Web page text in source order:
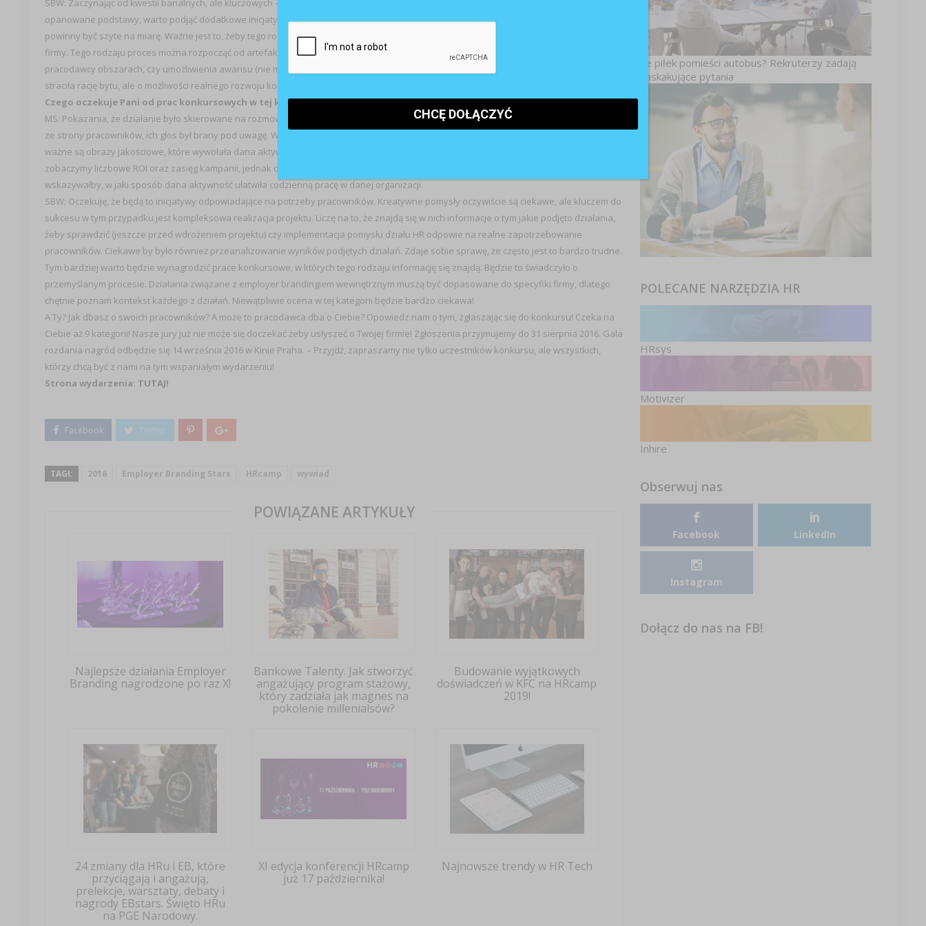
SBW: Zaczynając od kwestii banalnych, ale kluczowych – okazywanie szacunku i zaufania. Zawsze się sprawdza. Jak już mamy
opanowane podstawy, warto podjąć dodatkowe inicjatywy. Jakie konkretnie? Trudno powiedzieć, bo wszelkie tego rodzaju działania
powinny być szyte na miarę. Ważne jest to, żeby tego rodzaju komunikat był wysyłany i wzmacniany przy każdej okazji. To tworzy klimat
firmy. Tego rodzaju proces można rozpocząć od artefaktów, benefitów, wsparcia pracowników w dodatkowych, niewymaganych od
pracodawcy obszarach, czy umożliwienia awansu (nie mówię tu o hierarchii stanowisk, która w dzisiejszym świecie w przypadku wielu firm
straciła rację bytu, ale o możliwości realnego rozwoju kompetencji).
Czego oczekuje Pani od prac konkursowych w tej kategorii?
MS: Pokazania, że działanie było skierowane na rozmowę z pracownikami, wsłuchiwanie się w ich oczekiwania, a w przypadku aktywności
ze strony pracowników, ich głos był brany pod uwagę. Warto pokazać mierzalne rezultaty i potraktować sukces ilościowo, ale równie
ważne są obrazy jakościowe, które wywołała dana aktywność np. jakie emocje pojawiły się w organizacji. Jednym zdaniem: tak, chętnie
zobaczymy liczbowe ROI oraz zasięg kampanii, jednak od prac konkursowych w tej kategorii oczekiwałabym opisu czy obrazu, który
wskazywałby, w jaki sposób dana aktywność ułatwiła codzienną pracę w danej organizacji.
SBW: Oczekuję, że będą to inicjatywy odpowiadające na potrzeby pracowników. Kreatywne pomysły oczywiście są ciekawe, ale kluczem do
sukcesu w tym przypadku jest kompleksowa realizacja projektu. Liczę na to, że znajdą się w nich informacje o tym jakie podjęto działania,
żeby sprawdzić (jeszcze przed wdrożeniem projektu) czy implementacja pomysłu działu HR odpowie na realne zapotrzebowanie
pracowników. Ciekawe by było również przeanalizowanie wyników podjętych działań. Zdaje sobie sprawę, że często jest to bardzo trudne.
Tym bardziej warto będzie wynagrodzić prace konkursowe, w których tego rodzaju informację się znajdą. Będzie to świadczyło o
przemyślanym procesie. Działania związane z employer brandingiem wewnętrznym muszą być dopasowane do specyfiki firmy, dlatego
chętnie poznam kontekst każdego z działań. Niewątpliwie ocena w tej kategorii będzie bardzo ciekawa!
A Ty? Jak dbasz o swoich pracowników? A może to pracodawca dba o Ciebie? Opowiedz nam o tym, zgłaszając się do konkursu! Czeka na
Ciebie aż 9 kategorii! Nasze jury już nie może się doczekać żeby usłyszeć o Twojej firmie! Zgłoszenia przyjmujemy do 31 sierpnia 2016. Gala
rozdania nagród odbędzie się 14 września 2016 w Kinie Praha. – Przyjdź, zapraszamy nie tylko uczestników konkursu, ale wszystkich,
którzy chcą być z nami na tym wspaniałym wydarzeniu!
Strona wydarzenia: TUTAJ!
TAGI: 2016 Employer Branding Stars HRcamp wywiad
POWIĄZANE ARTYKUŁY
Najlepsze działania Employer
Branding nagrodzone po raz X!
Bankowe Talenty. Jak stworzyć
angażujący program stażowy,
który zadziała jak magnes na
pokolenie millenialsów?
Budowanie wyjątkowych
doświadczeń w KFC na HRcamp
2019!
24 zmiany dla HRu i EB, które
przyciągają i angażują,
prelekcje, warsztaty, debaty i
nagrody EBstars. Święto HRu
na PGE Narodowy.
XI edycja konferencji HRcamp
już 17 października!
Najnowsze trendy w HR Tech
Ile piłek pomieści autobus? Rekruterzy zadają
zaskakujące pytania
POLECANE NARZĘDZIA HR
HRsys
Motivizer
Inhire
Obserwuj nas
Facebook LinkedIn
Instagram
Dołącz do nas na FB!